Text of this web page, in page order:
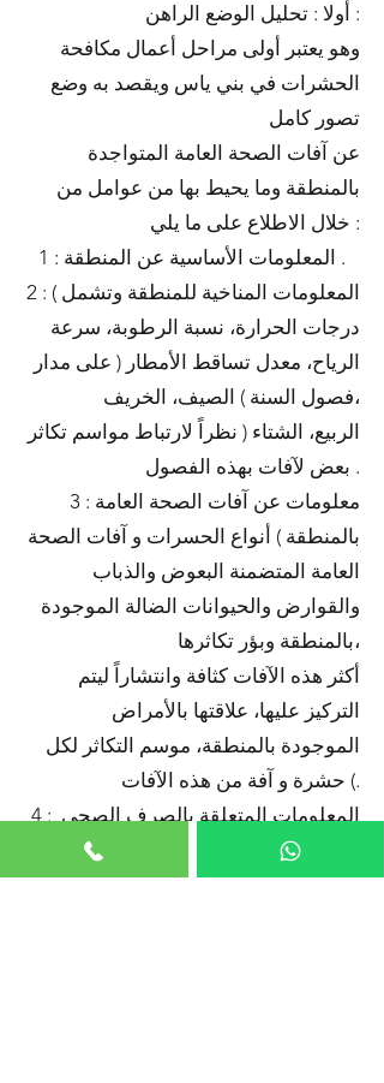
أولا : تحليل الوضع الراهن :
وهو يعتبر أولى مراحل أعمال مكافحة
الحشرات في بني ياس ويقصد به وضع
تصور كامل
عن آفات الصحة العامة المتواجدة
بالمنطقة وما يحيط بها من عوامل من
خلال الاطلاع على ما يلي :
1 : المعلومات الأساسية عن المنطقة .
2 : المعلومات المناخية للمنطقة وتشمل )
درجات الحرارة، نسبة الرطوبة، سرعة
الرياح، معدل تساقط الأمطار ( على مدار
فصول السنة ) الصيف، الخريف،
الربيع، الشتاء ( نظراً لارتباط مواسم تكاثر
بعض لآفات بهذه الفصول .
3 : معلومات عن آفات الصحة العامة
بالمنطقة ) أنواع الحسرات و آفات الصحة
العامة المتضمنة البعوض والذباب
والقوارض والحيوانات الضالة الموجودة
بالمنطقة وبؤر تكاثرها،
أكثر هذه الآفات كثافة وانتشاراً ليتم
التركيز عليها، علاقتها بالأمراض
الموجودة بالمنطقة، موسم التكاثر لكل
حشرة و آفة من هذه الآفات (.
4 : المعلومات المتعلقة بالصرف الصحي
واذا كان هنالك أي مشاكل متعلقة بها مثل
وجود تسربات قد تسبب بيئة مناسبة